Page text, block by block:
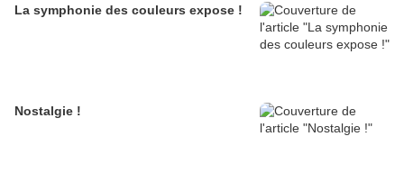
La symphonie des couleurs expose !
Nostalgie !